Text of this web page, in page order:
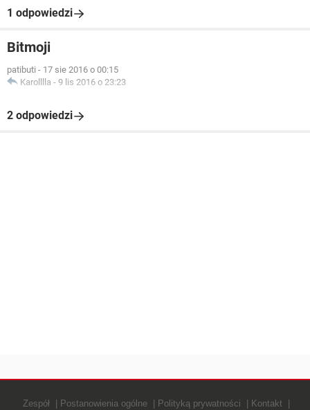
1 odpowiedzi
Bitmoji
patibuti - 17 sie 2016 o 00:15
Karolllla - 9 lis 2016 o 23:23
2 odpowiedzi
Zespół Postanowienia ogólne Polityką prywatności Kontakt